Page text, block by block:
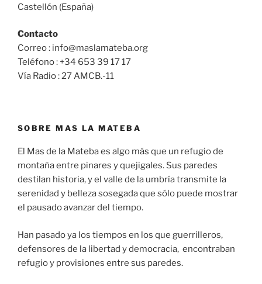
Castellón (España)
Contacto
Correo : info@maslamateba.org
Teléfono : +34 653 39 17 17
Vía Radio : 27 AMCB.-11
SOBRE MAS LA MATEBA
El Mas de la Mateba es algo más que un refugio de
montaña entre pinares y quejigales. Sus paredes
destilan historia, y el valle de la umbría transmite la
serenidad y belleza sosegada que sólo puede mostrar
el pausado avanzar del tiempo.
Han pasado ya los tiempos en los que guerrilleros,
defensores de la libertad y democracia, encontraban
refugio y provisiones entre sus paredes.